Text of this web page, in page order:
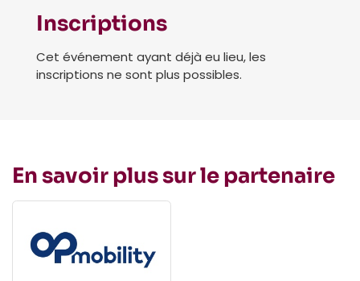
Inscriptions
Cet événement ayant déjà eu lieu, les
inscriptions ne sont plus possibles.
En savoir plus sur le partenaire